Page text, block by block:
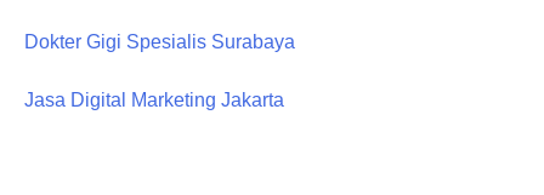
Dokter Gigi Spesialis Surabaya
Jasa Digital Marketing Jakarta